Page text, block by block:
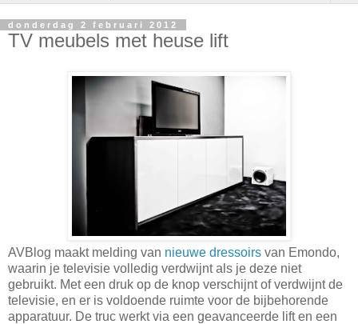
donderdag 2 februari 2012
TV meubels met heuse lift
AVBlog maakt melding van nieuwe dressoirs van Emondo,
waarin je televisie volledig verdwijnt als je deze niet
gebruikt. Met een druk op de knop verschijnt of verdwijnt de
televisie, en er is voldoende ruimte voor de bijbehorende
apparatuur. De truc werkt via een geavanceerde lift en een